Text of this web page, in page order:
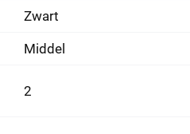
Zwart
Middel
2